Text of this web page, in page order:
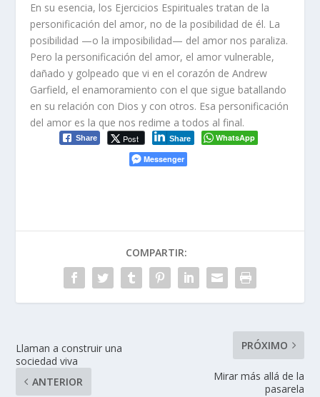
En su esencia, los Ejercicios Espirituales tratan de la
personificación del amor, no de la posibilidad de él. La
posibilidad —o la imposibilidad— del amor nos paraliza.
Pero la personificación del amor, el amor vulnerable,
dañado y golpeado que vi en el corazón de Andrew
Garfield, el enamoramiento con el que sigue batallando
en su relación con Dios y con otros. Esa personificación
del amor es la que nos redime a todos al final.
Share Post Share
WhatsApp
Messenger
COMPARTIR:
Llaman a construir una
sociedad viva
ANTERIOR
PRÓXIMO
Mirar más allá de la
pasarela